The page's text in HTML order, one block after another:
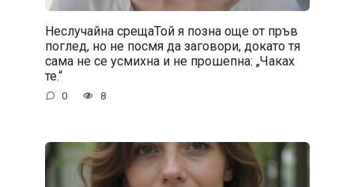
Неслучайна срещаТой я позна още от пръв
поглед, но не посмя да заговори, докато тя
сама не се усмихна и не прошепна: „Чаках
те.“
0 8